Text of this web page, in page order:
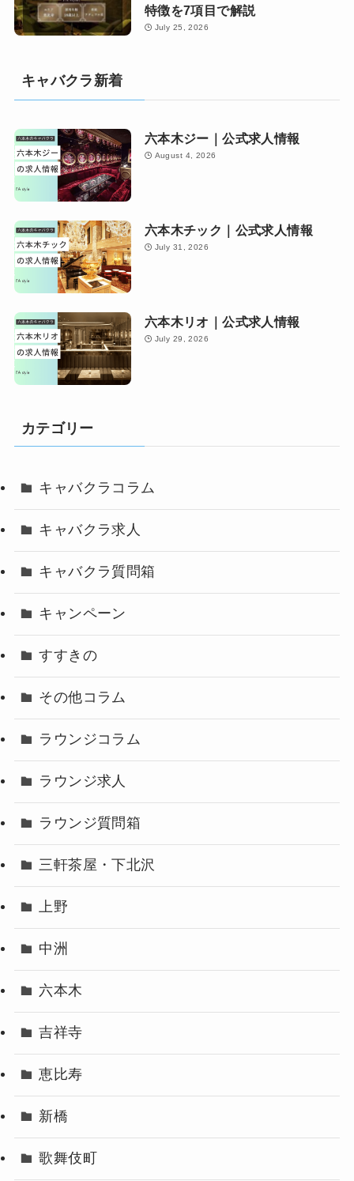
特徴を7項目で解説
July 25, 2026
キャバクラ新着
六本木ジー｜公式求人情報
August 4, 2026
六本木チック｜公式求人情報
July 31, 2026
六本木リオ｜公式求人情報
July 29, 2026
カテゴリー
キャバクラコラム
キャバクラ求人
キャバクラ質問箱
キャンペーン
すすきの
その他コラム
ラウンジコラム
ラウンジ求人
ラウンジ質問箱
三軒茶屋・下北沢
上野
中洲
六本木
吉祥寺
恵比寿
新橋
歌舞伎町